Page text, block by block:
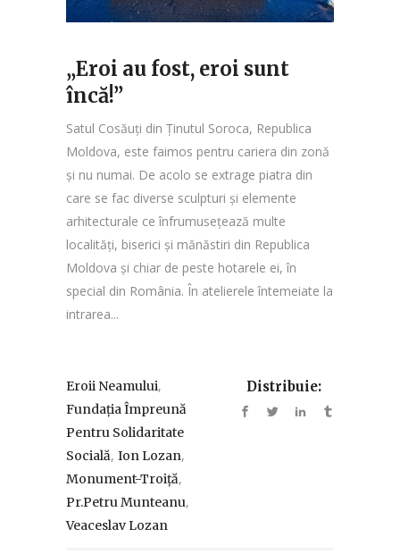
„Eroi au fost, eroi sunt
încă!”
Satul Cosăuți din Ținutul Soroca, Republica
Moldova, este faimos pentru cariera din zonă
și nu numai. De acolo se extrage piatra din
care se fac diverse sculpturi și elemente
arhitecturale ce înfrumusețează multe
localități, biserici și mănăstiri din Republica
Moldova și chiar de peste hotarele ei, în
special din România. În atelierele întemeiate la
intrarea...
Eroii Neamului,
Fundația Împreună
Pentru Solidaritate
Socială, Ion Lozan,
Monument-Troiță,
Pr.Petru Munteanu,
Veaceslav Lozan
Distribuie: